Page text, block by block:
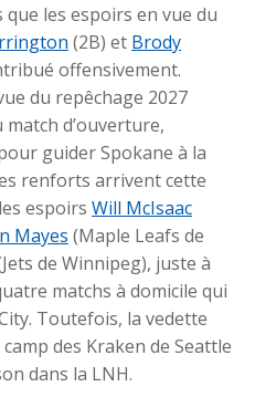
les espoirs en vue du
(2B) et Brody
offensivement.
du repêchage 2027
d’ouverture,
guider Spokane à la
renforts arrivent cette
espoirs Will McIsaac
Mayes (Maple Leafs de
de Winnipeg), juste à
matchs à domicile qui
Toutefois, la vedette
des Kraken de Seattle
dans la LNH.